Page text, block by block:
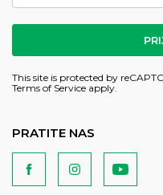
This site is protected by
Terms of Service apply.
PRATITE NAS